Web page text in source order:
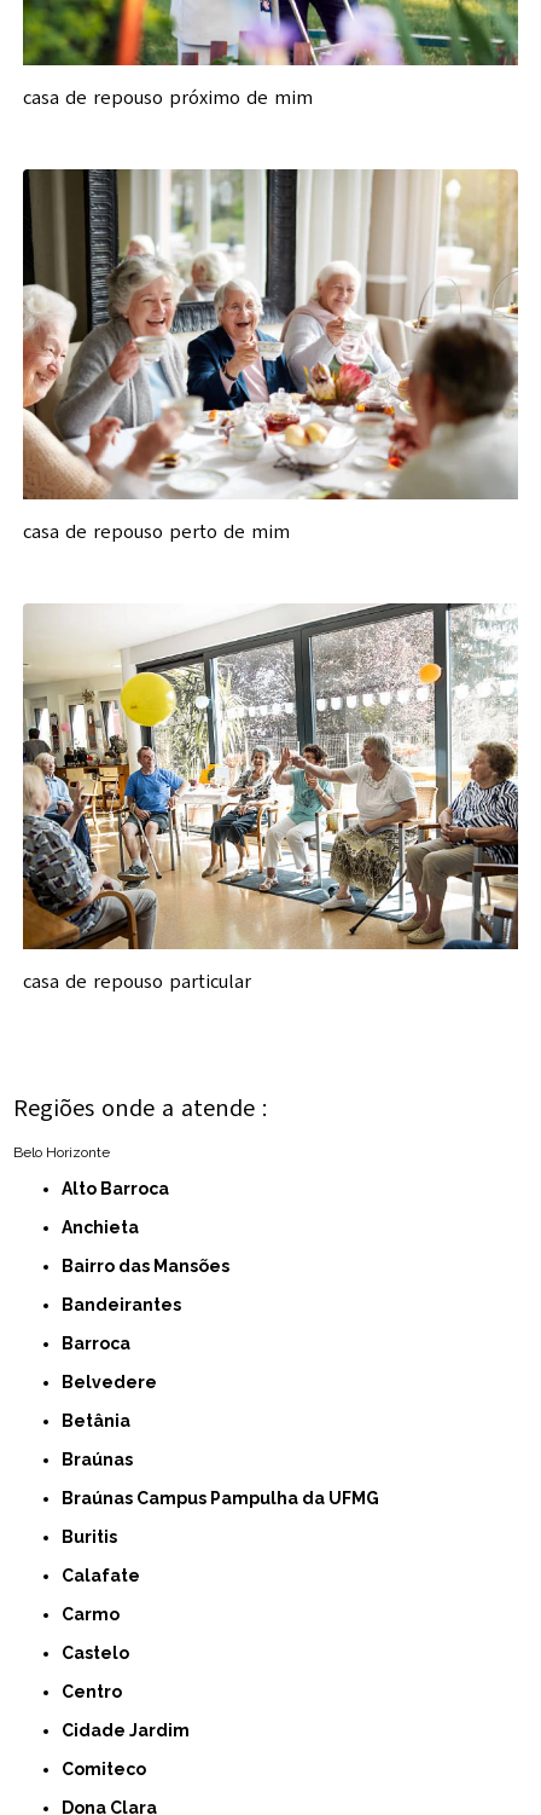
casa de repouso próximo de mim
casa de repouso perto de mim
casa de repouso particular
Regiões onde a atende :
Belo Horizonte
Alto Barroca
Anchieta
Bairro das Mansões
Bandeirantes
Barroca
Belvedere
Betânia
Braúnas
Braúnas Campus Pampulha da UFMG
Buritis
Calafate
Carmo
Castelo
Centro
Cidade Jardim
Comiteco
Dona Clara